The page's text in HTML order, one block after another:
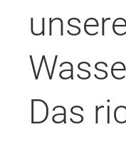
Das